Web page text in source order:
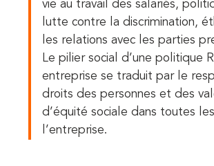
vie au travail des salariés,
lutte contre la discrimination,
les relations avec les parties
Le pilier social d’une politique
entreprise se traduit par le
droits des personnes et des
d’équité sociale dans toutes
l’entreprise.